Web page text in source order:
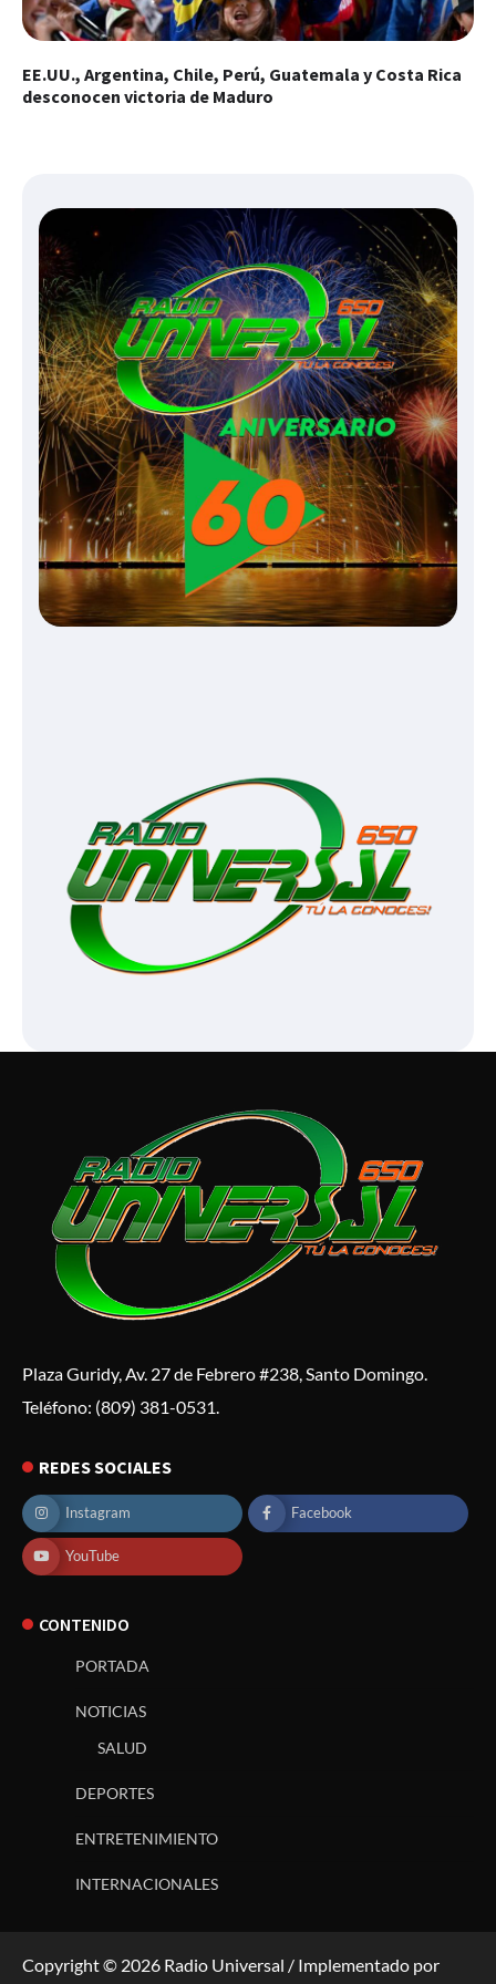
EE.UU., Argentina, Chile, Perú, Guatemala y Costa Rica
desconocen victoria de Maduro
Plaza Guridy, Av. 27 de Febrero #238, Santo Domingo.
Teléfono: (809) 381-0531.
REDES SOCIALES
Instagram Facebook
YouTube
CONTENIDO
PORTADA
NOTICIAS
SALUD
DEPORTES
ENTRETENIMIENTO
INTERNACIONALES
Copyright © 2026 Radio Universal / Implementado por